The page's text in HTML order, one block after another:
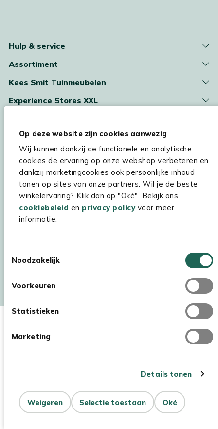
Op deze website zijn cookies aanwezig
Wij kunnen dankzij de functionele en analytische
cookies de ervaring op onze webshop verbeteren en
dankzij marketingcookies ook persoonlijke inhoud
tonen op sites van onze partners. Wil je de beste
winkelervaring? Klik dan op "Oké". Bekijk ons
cookiebeleid en privacy policyvoor meer
informatie.
Noodzakelijk
Voorkeuren
Statistieken
Marketing
Details tonen
Oké
Selectie toestaan
Weigeren
Hulp & service
Assortiment
Kees Smit Tuinmeubelen
Experience Stores XXL
Auteursrecht © 2026 - Kees Smit Tuinmeubelen
Disclaimer